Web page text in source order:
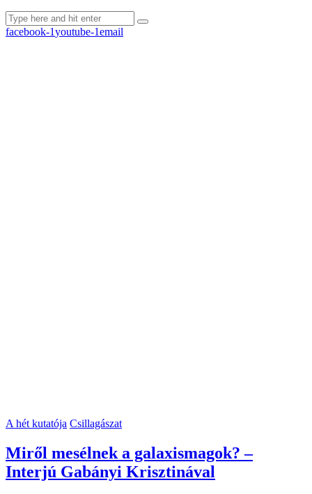
facebook-1youtube-1email
A hét kutatója Csillagászat
Miről mesélnek a galaxismagok? –
Interjú Gabányi Krisztinával